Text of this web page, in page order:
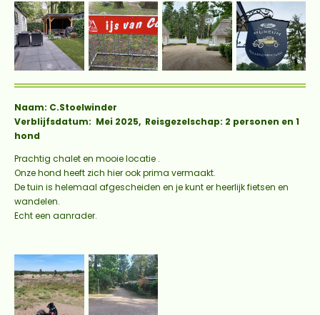
Naam: C.Stoelwinder
Verblijfsdatum: Mei 2025, Reisgezelschap: 2 personen en 1
hond
Prachtig chalet en mooie locatie .
Onze hond heeft zich hier ook prima vermaakt.
De tuin is helemaal afgescheiden en je kunt er heerlijk fietsen en
wandelen.
Echt een aanrader.